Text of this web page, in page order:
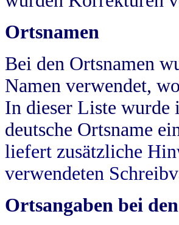
Ortsnamen
Bei den Ortsnamen
Namen verwendet,
In dieser Liste wurde
deutsche Ortsname
liefert zusätzliche
verwendeten
Ortsangaben bei